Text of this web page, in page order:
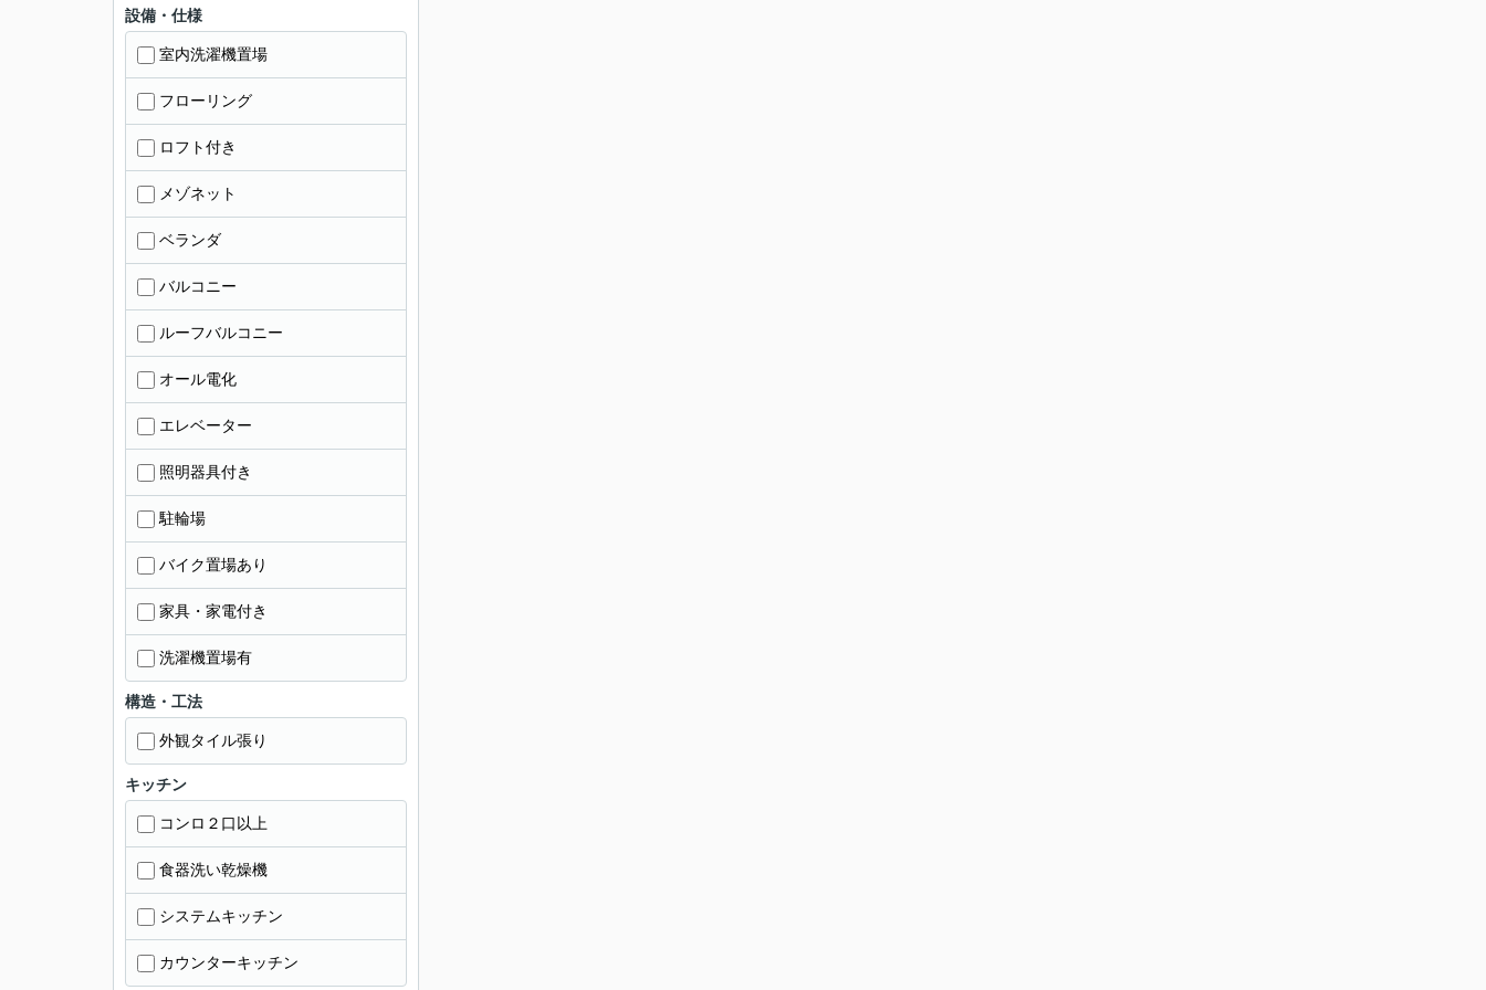
設備・仕様
室内洗濯機置場
フローリング
ロフト付き
メゾネット
ベランダ
バルコニー
ルーフバルコニー
オール電化
エレベーター
照明器具付き
駐輪場
バイク置場あり
家具・家電付き
洗濯機置場有
構造・工法
外観タイル張り
キッチン
コンロ２口以上
食器洗い乾燥機
システムキッチン
カウンターキッチン